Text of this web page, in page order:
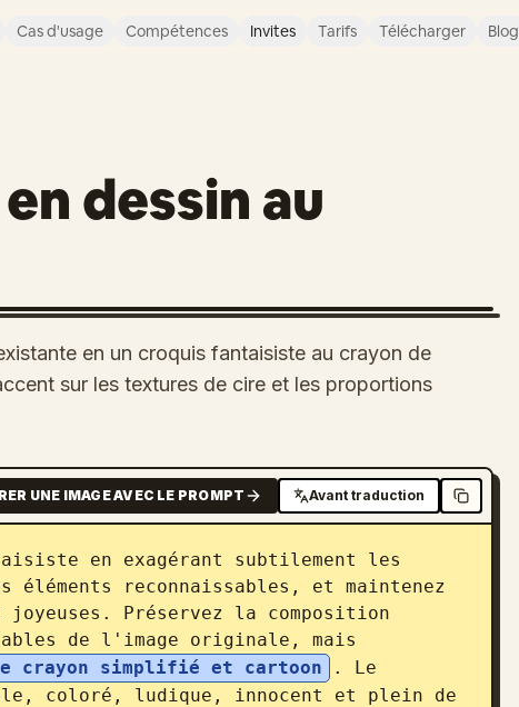
Cas d'usage Compétences Invites Tarifs Télécharger Blog
dessin au
en un croquis fantaisiste au crayon de
sur les textures de cire et les proportions
UNE IMAGE AVEC LE PROMPT Avant traduction
en exagérant subtilement les
reconnaissables, et maintenez
Préservez la composition
de l'image originale, mais
crayon simplifié et cartoon
. Le
coloré, ludique, innocent et plein de